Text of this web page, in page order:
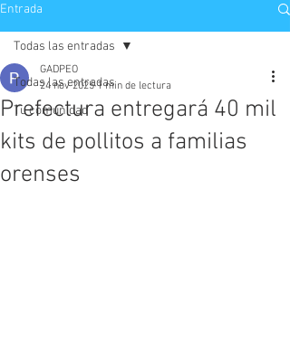
Entrada
Todas las entradas
Tu comunidad
Todas las entradas
Prefectura entregará 40 mil
kits de pollitos a familias
orenses
GADPEO
24 nov 2025 1 min de lectura